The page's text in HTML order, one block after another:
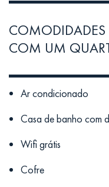
COM UM
Ar condicionado
Casa de banho com
Wifi grátis
Cofre